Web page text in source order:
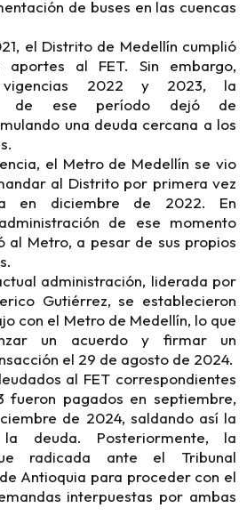
de buses en las cuencas
el Distrito de Medellín cumplió
al FET. Sin embargo,
2022 y 2023, la
de ese período dejó de
una deuda cercana a los
el Metro de Medellín se vio
al Distrito por primera vez
en diciembre de 2022. En
de ese momento
al Metro, a pesar de sus propios
administración, liderada por
Gutiérrez, se establecieron
con el Metro de Medellín, lo que
un acuerdo y firmar un
el 29 de agosto de 2024.
al FET correspondientes
fueron pagados en septiembre,
de 2024, saldando así la
deuda. Posteriormente, la
radicada ante el Tribunal
Antioquia para proceder con el
interpuestas por ambas